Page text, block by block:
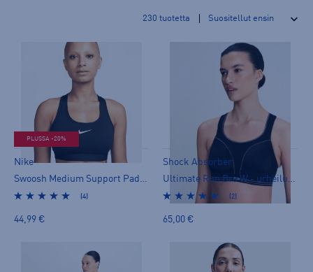
230 tuotetta
PLUSSA -20%
Nike
Swoosh Medium Support Padded Sports Bra W - urheiluliivit
(4)
44,99 €
Shock Absorber
Ultimate Run Bra W - urheiluliivit
(2)
65,00 €